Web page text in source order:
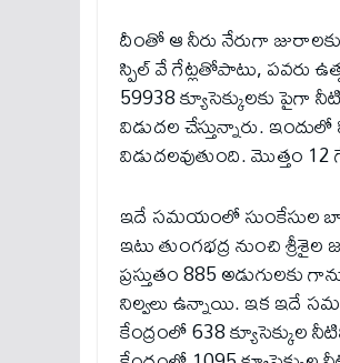
దీంతో ఆ నీరు నేరుగా
స్పిల్ వే గేట్లతోపాటు, పవరు
59938 క్యూసెక్కులకు పైగా
విడుదల చేస్తున్నారు.
విడుదలవుతుంది. మొత్తం 12
ఇదే సమయంలో సుంకేసుల
ఇటు తుంగభద్ర నుంచి
ప్రస్తుతం 885
నిల్వలు ఉన్నాయి. ఇక ఇదే
కేంద్రంలో 638